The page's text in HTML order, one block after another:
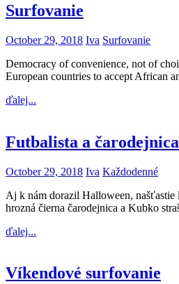
Surfovanie
October 29, 2018 Iva Surfovanie
Democracy of convenience, not of
European countries to accept African
ďalej...
Futbalista a čarodejnica
October 29, 2018 Iva Každodenné
Aj k nám dorazil Halloween, našťastie
hrozná čierna čarodejnica a Kubko
ďalej...
Víkendové surfovanie